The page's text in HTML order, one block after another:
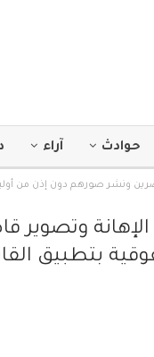
حوادث آراء
قاصرين ونشر صورهم دون إذن من
الإهانة وتصوير
بتطبيق